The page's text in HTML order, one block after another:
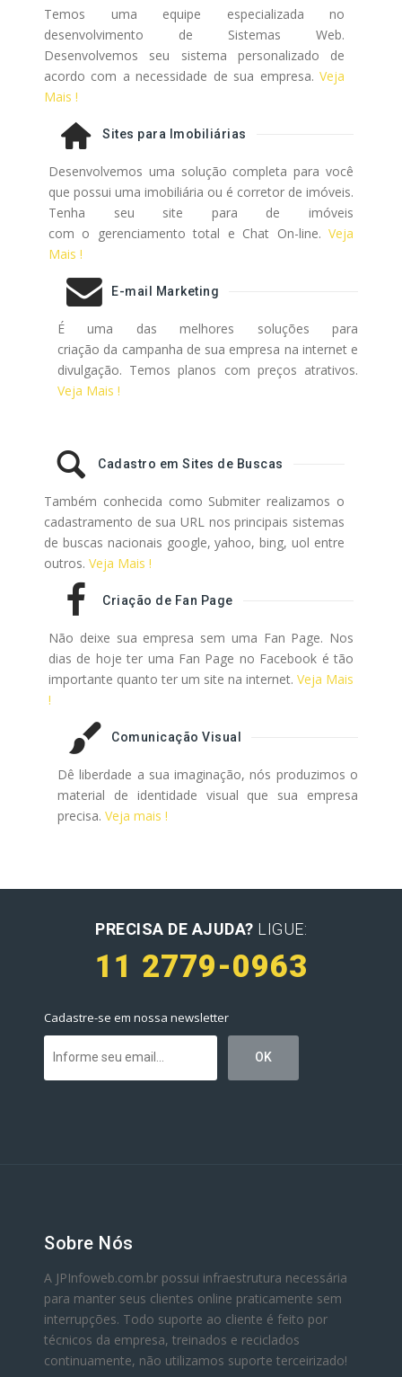
Temos uma equipe especializada no
desenvolvimento de Sistemas Web.
Desenvolvemos seu sistema personalizado de
acordo com a necessidade de sua empresa. Veja
Mais !
Sites para Imobiliárias
Desenvolvemos uma solução completa para você
que possui uma imobiliária ou é corretor de imóveis.
Tenha seu site para de imóveis
com o gerenciamento total e Chat On-line. Veja
Mais !
E-mail Marketing
É uma das melhores soluções para
criação da campanha de sua empresa na internet e
divulgação. Temos planos com preços atrativos.
Veja Mais !
Cadastro em Sites de Buscas
Também conhecida como Submiter realizamos o
cadastramento de sua URL nos principais sistemas
de buscas nacionais google, yahoo, bing, uol entre
outros. Veja Mais !
Criação de Fan Page
Não deixe sua empresa sem uma Fan Page. Nos
dias de hoje ter uma Fan Page no Facebook é tão
importante quanto ter um site na internet. Veja Mais
!
Comunicação Visual
Dê liberdade a sua imaginação, nós produzimos o
material de identidade visual que sua empresa
precisa. Veja mais !
PRECISA DE AJUDA? LIGUE:
11 2779-0963
Cadastre-se em nossa newsletter
Sobre Nós
A JPInfoweb.com.br possui infraestrutura necessária
para manter seus clientes online praticamente sem
interrupções. Todo suporte ao cliente é feito por
técnicos da empresa, treinados e reciclados
continuamente, não utilizamos suporte terceirizado!